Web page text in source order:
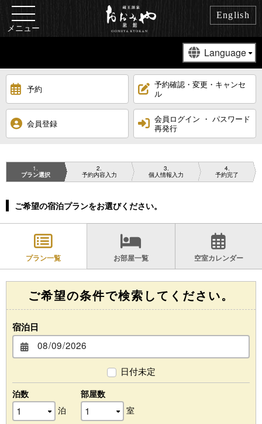
English
メニュー
予約
予約確認・変更・キャンセ
ル
会員登録
会員ログイン ・ パスワード
再発行
1
プラン選択
2
予約内容入力
3
個人情報入力
4
予約完了
ご希望の宿泊プランをお選びください。
プラン一覧 お部屋一覧 空室カレンダー
ご希望の条件で検索してください。
宿泊日
日付未定
泊数
泊
部屋数
室